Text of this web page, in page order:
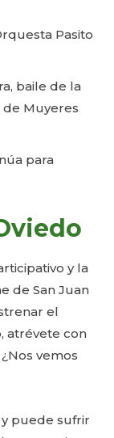
Pasito
baile de la
de Muyeres
para
y la
de San Juan
el
atrévete con
vemos
puede sufrir